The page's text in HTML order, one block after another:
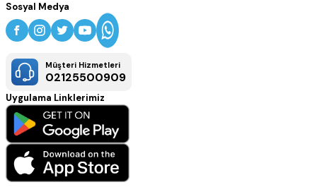
Sosyal Medya
Müşteri Hizmetleri
02125500909
Uygulama Linklerimiz